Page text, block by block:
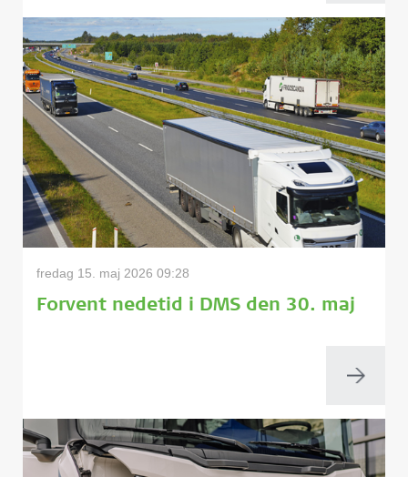
fredag 15. maj 2026 09:28
Forvent nedetid i DMS den 30. maj